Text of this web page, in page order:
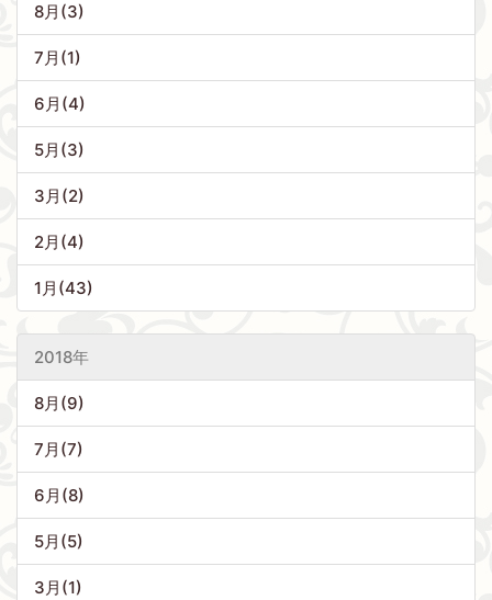
8月(3)
7月(1)
6月(4)
5月(3)
3月(2)
2月(4)
1月(43)
2018年
8月(9)
7月(7)
6月(8)
5月(5)
3月(1)